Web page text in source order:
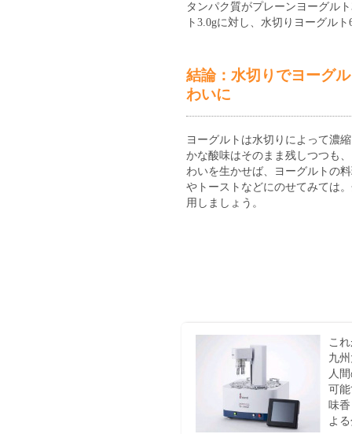
タンパク質がプレーンヨーグル
ト3.0gに対し、水切りヨーグル
結論：水切りでヨーグ
わいに
ヨーグルトは水切りによって濃
かな酸味はそのまま残しつつも
わいを生かせば、ヨーグルトの
やトーストなどにのせてみては
用しましょう。
こ
九
人
可
味
よ